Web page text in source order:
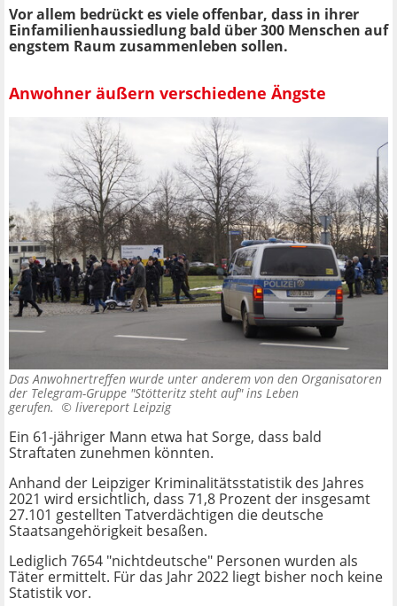
Vor allem bedrückt es viele offenbar, dass in ihrer
Einfamilienhaussiedlung bald über 300 Menschen auf
engstem Raum zusammenleben sollen.
Anwohner äußern verschiedene Ängste
Das Anwohnertreffen wurde unter anderem von den Organisatoren
der Telegram-Gruppe "Stötteritz steht auf" ins Leben
gerufen. © livereport Leipzig
Ein 61-jähriger Mann etwa hat Sorge, dass bald
Straftaten zunehmen könnten.
Anhand der Leipziger Kriminalitätsstatistik des Jahres
2021 wird ersichtlich, dass 71,8 Prozent der insgesamt
27.101 gestellten Tatverdächtigen die deutsche
Staatsangehörigkeit besaßen.
Lediglich 7654 "nichtdeutsche" Personen wurden als
Täter ermittelt. Für das Jahr 2022 liegt bisher noch keine
Statistik vor.